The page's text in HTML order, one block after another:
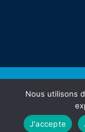
Nous utilisons
J'accepte